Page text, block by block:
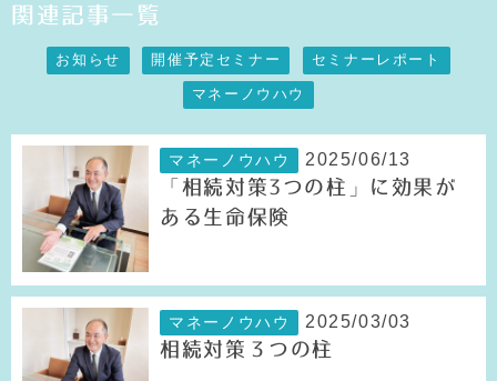
関連記事一覧
お知らせ 開催予定セミナー セミナーレポート
マネーノウハウ
マネーノウハウ 2025/06/13
「相続対策3つの柱」に効果が
ある生命保険
マネーノウハウ 2025/03/03
相続対策３つの柱